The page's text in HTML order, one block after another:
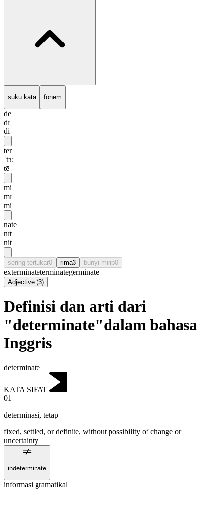
suku kata fonem
de
dɪ
di
ter
ˈtɜ:
tē
mi
mɪ
mi
nate
nɪt
nit
sering tertukar0 rima3 bunyi mirip0
exterminateterminategerminate
Adjective (3)
Definisi dan arti dari
"determinate"dalam bahasa
Inggris
determinate
KATA SIFAT
01
determinasi, tetap
fixed, settled, or definite, without possibility of change or
uncertainty
indeterminate
informasi gramatikal